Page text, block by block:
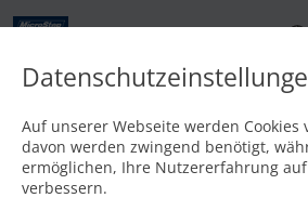
Startseite /Media/News/Lack- und
Auf unserer Webseite werden Cookies
davon werden zwingend benötigt,
ermöglichen, Ihre Nutzererfahrung
verbessern.